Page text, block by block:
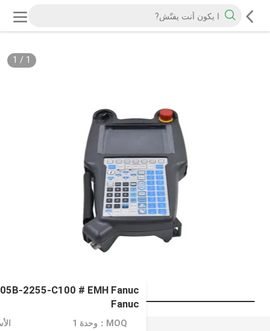
1
/
1
Fanuc
MOQ：وحدة 1